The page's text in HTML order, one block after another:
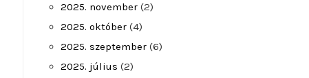
2025. november (2)
2025. október (4)
2025. szeptember (6)
2025. július (2)